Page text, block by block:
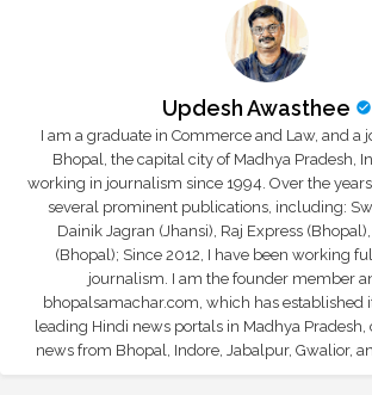
Updesh Awasthee
I am a graduate in Commerce and Law, and a
Bhopal, the capital city of Madhya Pradesh,
working in journalism since 1994. Over the
several prominent publications, including:
Dainik Jagran (Jhansi), Raj Express
(Bhopal); Since 2012, I have been working
journalism. I am the founder member
bhopalsamachar.com, which has established
leading Hindi news portals in Madhya
news from Bhopal, Indore, Jabalpur, Gwalior,